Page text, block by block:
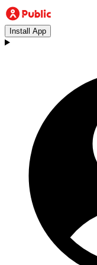
Install App